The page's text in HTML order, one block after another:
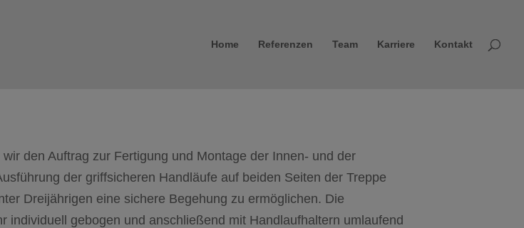
Home Referenzen Team Karriere Kontakt
den Auftrag zur Fertigung und Montage der Innen- und der
der griffsicheren Handläufe auf beiden Seiten der Treppe
Dreijährigen eine sichere Begehung zu ermöglichen. Die
individuell gebogen und anschließend mit Handlaufhaltern umlaufend